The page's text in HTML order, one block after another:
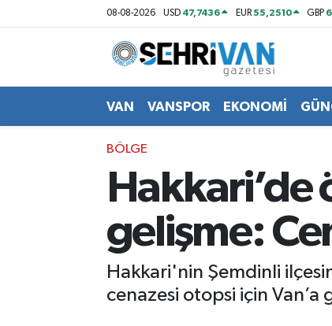
08-08-2026 USD 47,7436 EUR55,2510 GBP
VAN VANSPOR EKONOMİ
BÖLGE
gelişme:
Hakkari'nin Şemdinli
cenazesi otopsi için Van’a
Van Nöbetçi Eczaneler
Van Hava Durumu
VAN Namaz Vakitleri
Van Trafik Yoğunluk Haritası
Süper Lig Puan Durumu ve Fikstür
Son Dakika Haberleri